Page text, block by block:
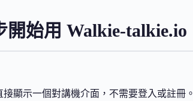
開始用 Walkie-talkie.io
接顯示一個對講機介面，不需要登入或註冊。